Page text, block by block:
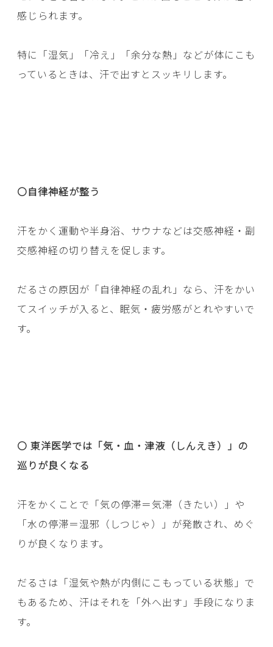
感じられます。
特に「湿気」「冷え」「余分な熱」などが体にこも
っているときは、汗で出すとスッキリします。
〇自律神経が整う
汗をかく運動や半身浴、サウナなどは交感神経・副
交感神経の切り替えを促します。
だるさの原因が「自律神経の乱れ」なら、汗をかい
てスイッチが入ると、眠気・疲労感がとれやすいで
す。
〇 東洋医学では「気・血・津液（しんえき）」の
巡りが良くなる
汗をかくことで「気の停滞＝気滞（きたい）」や
「水の停滞＝湿邪（しつじゃ）」が発散され、めぐ
りが良くなります。
だるさは「湿気や熱が内側にこもっている状態」で
もあるため、汗はそれを「外へ出す」手段になりま
す。